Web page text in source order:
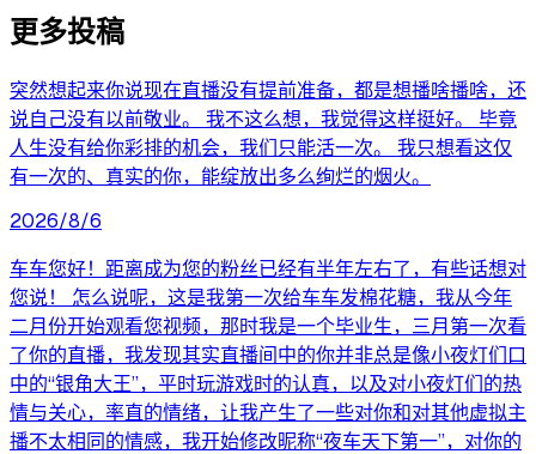
更多投稿
突然想起来你说现在直播没有提前准备，都是想播啥播啥，还
说自己没有以前敬业。 我不这么想，我觉得这样挺好。 毕竟
人生没有给你彩排的机会，我们只能活一次。 我只想看这仅
有一次的、真实的你，能绽放出多么绚烂的烟火。
2026/8/6
车车您好！距离成为您的粉丝已经有半年左右了，有些话想对
您说！ 怎么说呢，这是我第一次给车车发棉花糖，我从今年
二月份开始观看您视频，那时我是一个毕业生，三月第一次看
了你的直播，我发现其实直播间中的你并非总是像小夜灯们口
中的“银角大王”，平时玩游戏时的认真，以及对小夜灯们的热
情与关心，率直的情绪，让我产生了一些对你和对其他虚拟主
播不太相同的情感，我开始修改昵称“夜车天下第一”，对你的